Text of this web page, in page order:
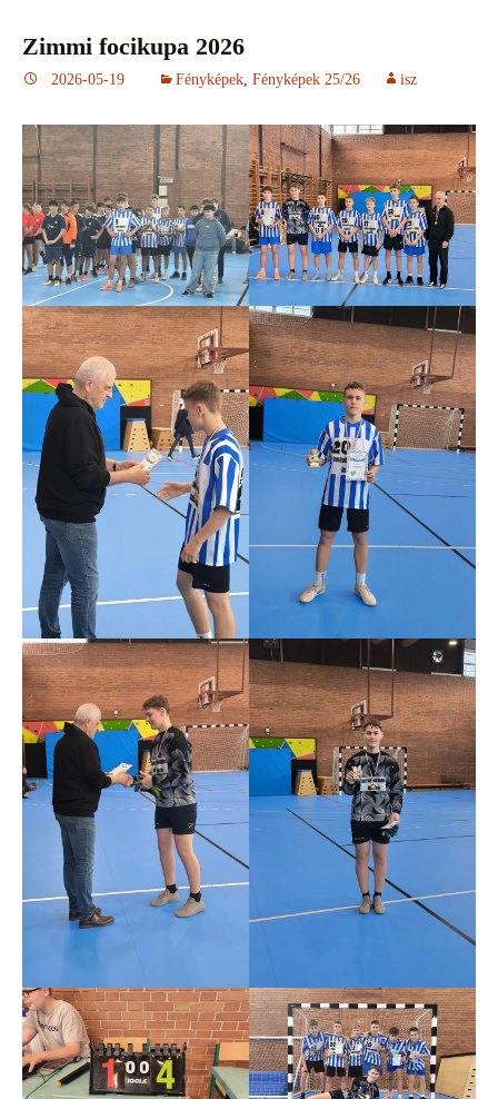
Zimmi focikupa 2026
2026-05-19 Fényképek Fényképek 25/26 isz